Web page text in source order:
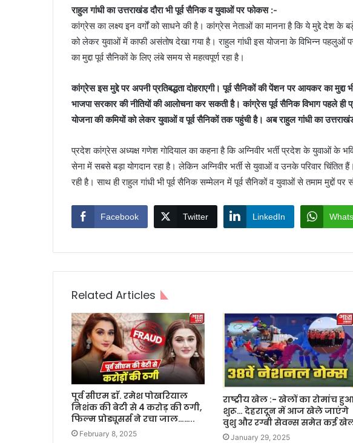
राहुल गांधी का उत्तराखंड दौरा भी पूर्व सैनिक व युवाओं पर फोकस :-
कांग्रेस का लक्ष्य इन वर्गों को साधने की है। कांग्रेस नेताओं का मानना है कि ये मुद्दे देश के
को लेकर युवाओं में काफी असंतोष देखा गया है। राहुल गांधी इस योजना के विभिन्न
का मुद्दा पूर्व सैनिकों के लिए लंबे समय से महत्वपूर्ण रहा है।
कांग्रेस इस मुद्दे पर अपनी प्रतिबद्धता दोहराएगी। पूर्व सैनिकों की पेंशन पर आयकर का मुद्दा
भाजपा सरकार की नीतियों की आलोचना कर सकती है। कांग्रेस पूर्व सैनिक विभाग पहले
योजना की कमियों को लेकर युवाओं व पूर्व सैनिकों तक पहुंची है। अब राहुल गांधी का
प्रदेश कांग्रेस अध्यक्ष गणेश गोदियाल का कहना है कि अग्निवीर भर्ती प्रदेश के युवाओं के
सेना में सबसे बड़ा योगदान रहा है। लेकिन अग्निवीर भर्ती से युवाओं व उनके परिवार चिंतित
रही है। साथ ही राहुल गांधी भी पूर्व सैनिक सम्मेलन में पूर्व सैनिकों व युवाओं से तमाम मुद्दों पर
Facebook Twitter LinkedIn
Related Articles
पूर्व सीएम डाॅ. रमेश पोखरियाल
निशंक की बेटी से 4 करोड़ की ठगी,
फिल्म प्रोड्यूसर्स ने रचा जाल……..
February 8, 2025
राष्ट्रीय खेल :- खेलों का रोमांच
शुरू… देहरादून में आज खेले जाएंगे
वुशु और रग्बी सेवन्स समेत कई
January 29, 2025